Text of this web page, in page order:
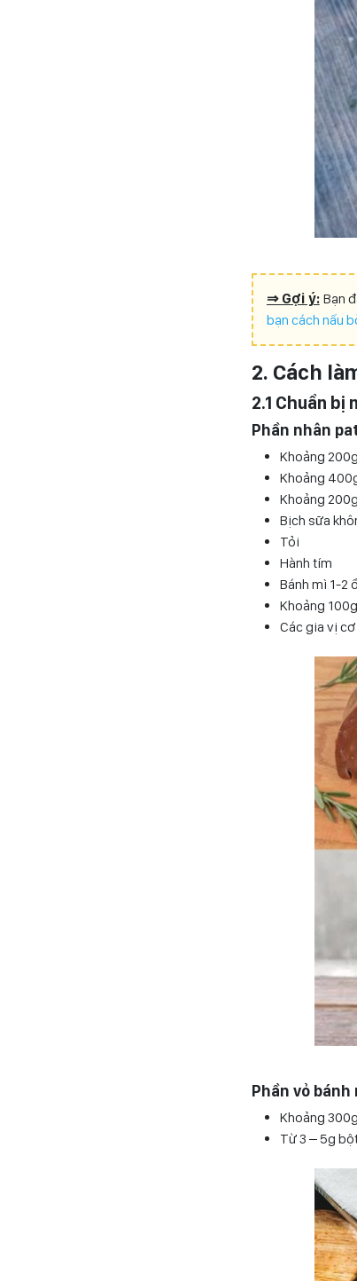
⇒ Gợi ý:Bạn
bạn cách nấu
2. Cách
2.1 Chuẩn bị
Phần nhân
Khoảng
Khoảng
Khoảng
Bịch sữa
Tỏi
Hành tím
Bánh mì 1-2 ổ
Khoảng
Các gia vị
Phần vỏ bánh
Khoảng
Từ 3 – 5g